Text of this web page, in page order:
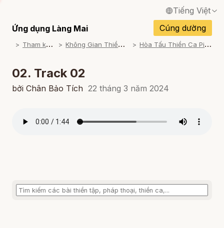
Tiếng Việt
English / Tiếng Anh
Français / Tiếng Pháp
Deutsch / Tiếng Đức
Português / Tiếng Bồ Đào Nha
Ứng dụng Làng Mai
Cúng dường
T
ham khảo K
hông Gian Thiền Ca H
òa Tấu Thiền Ca Piano
02. Track 02
bởi Chân Bảo Tích 22 tháng 3 năm 2024